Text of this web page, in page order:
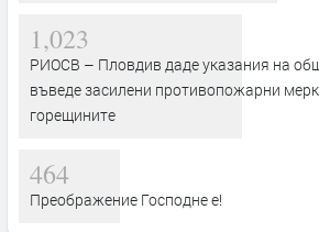
1,023
РИОСВ – Пловдив даде указания на
въведе засилени противопожарни
горещините
464
Преображение Господне е!